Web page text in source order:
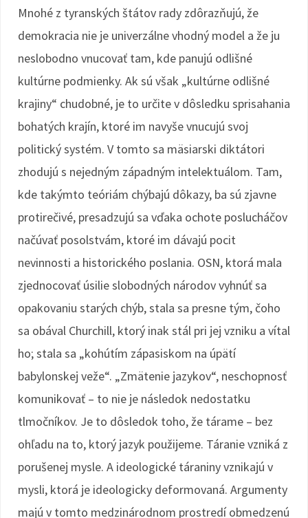
Mnohé z tyranských štátov rady zdôrazňujú, že
demokracia nie je univerzálne vhodný model a že ju
neslobodno vnucovať tam, kde panujú odlišné
kultúrne podmienky. Ak sú však „kultúrne odlišné
krajiny“ chudobné, je to určite v dôsledku sprisahania
bohatých krajín, ktoré im navyše vnucujú svoj
politický systém. V tomto sa mäsiarski diktátori
zhodujú s nejedným západným intelektuálom. Tam,
kde takýmto teóriám chýbajú dôkazy, ba sú zjavne
protirečivé, presadzujú sa vďaka ochote poslucháčov
načúvať posolstvám, ktoré im dávajú pocit
nevinnosti a historického poslania. OSN, ktorá mala
zjednocovať úsilie slobodných národov vyhnúť sa
opakovaniu starých chýb, stala sa presne tým, čoho
sa obával Churchill, ktorý inak stál pri jej vzniku a vítal
ho; stala sa „kohútím zápasiskom na úpätí
babylonskej veže“. „Zmätenie jazykov“, neschopnosť
komunikovať – to nie je následok nedostatku
tlmočníkov. Je to dôsledok toho, že tárame – bez
ohľadu na to, ktorý jazyk použijeme. Táranie vzniká z
porušenej mysle. A ideologické táraniny vznikajú v
mysli, ktorá je ideologicky deformovaná. Argumenty
majú v tomto medzinárodnom prostredí obmedzenú